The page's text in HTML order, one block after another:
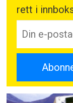
rett i